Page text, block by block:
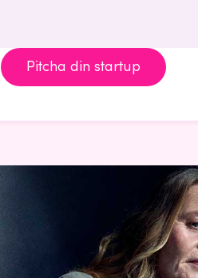
Pitcha din startup